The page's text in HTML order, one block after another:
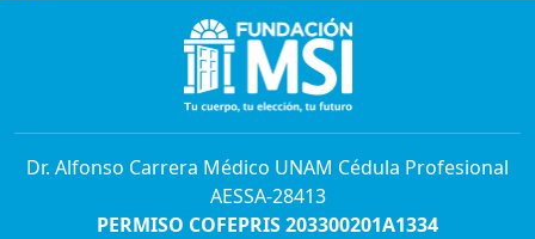
Dr. Alfonso Carrera Médico UNAM Cédula Profesional
AESSA-28413
PERMISO COFEPRIS 203300201A1334